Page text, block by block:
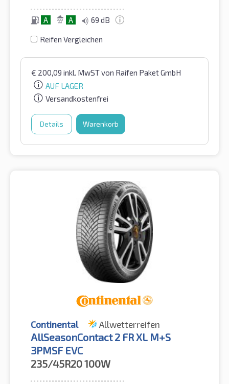
A A 69 dB
Reifen Vergleichen
€ 200,09 inkl. MwSTvon Raifen Paket GmbH
AUF LAGER
Versandkostenfrei
Details Warenkorb
Continental Allwetterreifen
AllSeasonContact 2 FR XL M+S
3PMSF EVC
235/45R20100W